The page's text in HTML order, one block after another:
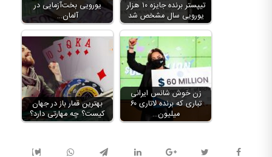
یورویی بخت‌آزمایی در
آلمان…
تیپستر برنده جایزه ۱۰ هزار
یورویی سال مشخص شد
بهترین قمار باز در جهان
کیست؟ چه مهارتی دارد؟
زن خوش شانس ایرانی
تباری که برنده لاتاری ۶۰
میلیون…